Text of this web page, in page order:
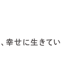
幸せに生きてい